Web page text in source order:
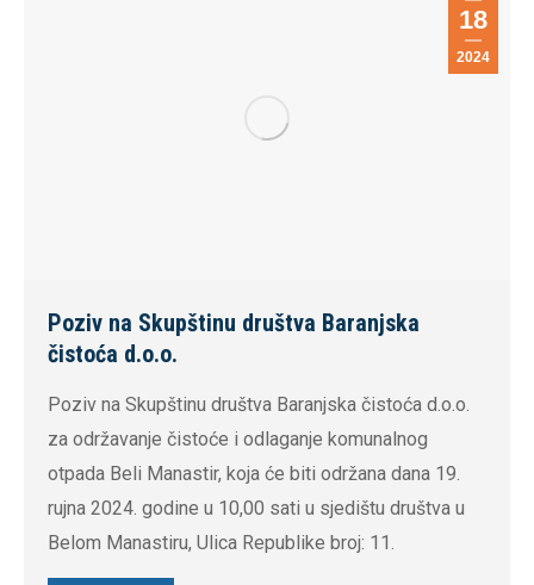
18
2024
Poziv na Skupštinu društva Baranjska
čistoća d.o.o.
Poziv na Skupštinu društva Baranjska čistoća d.o.o.
za održavanje čistoće i odlaganje komunalnog
otpada Beli Manastir, koja će biti održana dana 19.
rujna 2024. godine u 10,00 sati u sjedištu društva u
Belom Manastiru, Ulica Republike broj: 11.